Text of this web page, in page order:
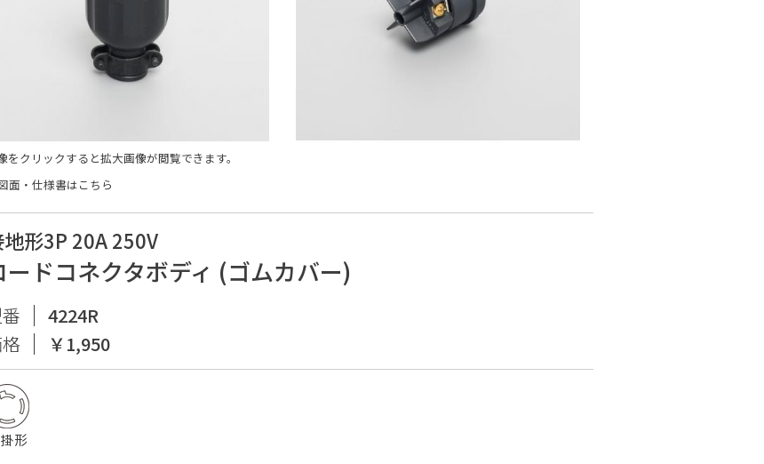
をクリックすると拡大画像が閲覧できます。
面・仕様書はこちら
形3P 20A 250V
ードコネクタボディ (ゴムカバー)
4224R
￥1,950
形